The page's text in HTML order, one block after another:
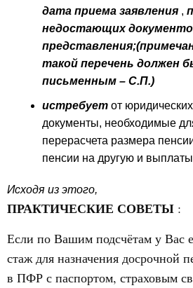
дата приема заявления ,
недостающих
такой перечень должен
письменным – С.П.)
истребует от
документы, необходимые
перерасчета размера
пенсии на другую и
Исходя из этого,
ПРАКТИЧЕСКИЕ СОВЕТЫ :
Если по Вашим подсчётам у Вас
стаж для назначения досрочной
в ПФР с паспортом, страховым